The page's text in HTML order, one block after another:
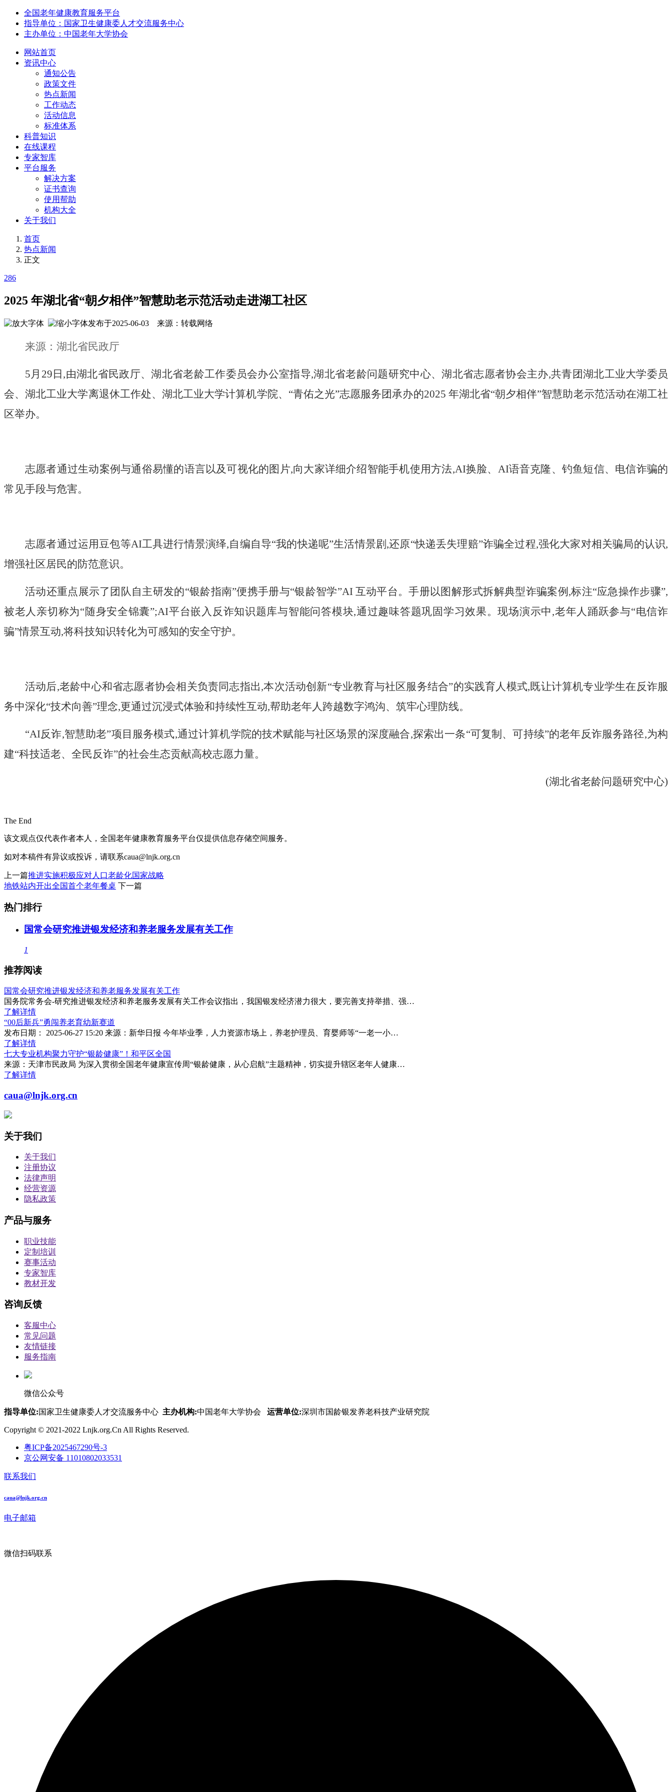
全国老年健康教育服务平台
指导单位：国家卫生健康委人才交流服务中心
主办单位：中国老年大学协会
网站首页
资讯中心
通知公告
政策文件
热点新闻
工作动态
活动信息
标准体系
科普知识
在线课程
专家智库
平台服务
解决方案
证书查询
使用帮助
机构大全
关于我们
首页
热点新闻
正文
286
2025 年湖北省“朝夕相伴”智慧助老示范活动走进湖工社区
发布于2025-06-03 来源：转载网络
来源：湖北省民政厅
5月 29 日,由湖北省民政厅、湖北省老龄工作委员会办公室指导,湖北省老龄问题研究中心、湖北省志愿者协会主办,共青团湖北工业大学委员
会、湖北工业大学离退休工作处、湖北工业大学计算机学院、“青佑之光”志愿服务团承办的2025 年湖北省“朝夕相伴”智慧助老示范活动在湖工社
区举办。
志愿者通过生动案例与通俗易懂的语言以及可视化的图片,向大家详细介绍智能手机使用方法,AI换脸、 AI语音克隆、钓鱼短信、电信诈骗的
常见手段与危害。
志愿者通过运用豆包等AI工具进行情景演绎,自编自导“我的快递呢”生活情景剧,还原“快递丢失理赔”诈骗全过程,强化大家对相关骗局的认识,
增强社区居民的防范意识。
活动还重点展示了团队自主研发的“银龄指南”便携手册与“银龄智学”AI 互动平台。手册以图解形式拆解典型诈骗案例,标注“应急操作步骤”,
被老人亲切称为“随身安全锦囊”;AI平台嵌入反诈知识题库与智能问答模块,通过趣味答题巩固学习效果。现场演示中,老年人踊跃参与“电信诈
骗”情景互动,将科技知识转化为可感知的安全守护。
活动后,老龄中心和省志愿者协会相关负责同志指出,本次活动创新“专业教育与社区服务结合”的实践育人模式,既让计算机专业学生在反诈服
务中深化“技术向善”理念,更通过沉浸式体验和持续性互动,帮助老年人跨越数字鸿沟、筑牢心理防线。
“AI反诈,智慧助老”项目服务模式,通过计算机学院的技术赋能与社区场景的深度融合,探索出一条“可复制、可持续”的老年反诈服务路径,为构
建“科技适老、全民反诈”的社会生态贡献高校志愿力量。
(湖北省老龄问题研究中心)
The End
该文观点仅代表作者本人，全国老年健康教育服务平台仅提供信息存储空间服务。
如对本稿件有异议或投诉，请联系caua@lnjk.org.cn
上一篇推进实施积极应对人口老龄化国家战略
地铁站内开出全国首个老年餐桌 下一篇
热门排行
国常会研究推进银发经济和养老服务发展有关工作
1
推荐阅读
国常会研究推进银发经济和养老服务发展有关工作
国务院常务会-研究推进银发经济和养老服务发展有关工作会议指出，我国银发经济潜力很大，要完善支持举措、强…
了解详情
“00后新兵”勇闯养老育幼新赛道
发布日期： 2025-06-27 15:20 来源：新华日报 今年毕业季，人力资源市场上，养老护理员、育婴师等“一老一小…
了解详情
七大专业机构聚力守护“银龄健康”！和平区全国
来源：天津市民政局 为深入贯彻全国老年健康宣传周“银龄健康，从心启航”主题精神，切实提升辖区老年人健康…
了解详情
caua@lnjk.org.cn
关于我们
关于我们
注册协议
法律声明
经营资源
隐私政策
产品与服务
职业技能
定制培训
赛事活动
专家智库
教材开发
咨询反馈
客服中心
常见问题
友情链接
服务指南
微信公众号
指导单位:国家卫生健康委人才交流服务中心 主办机构:中国老年大学协会 运营单位:深圳市国龄银发养老科技产业研究院
Copyright © 2021-2022 Lnjk.org.Cn All Rights Reserved.
粤ICP备2025467290号-3
京公网安备 11010802033531
联系我们
caua@lnjk.org.cn
电子邮箱
微信扫码联系